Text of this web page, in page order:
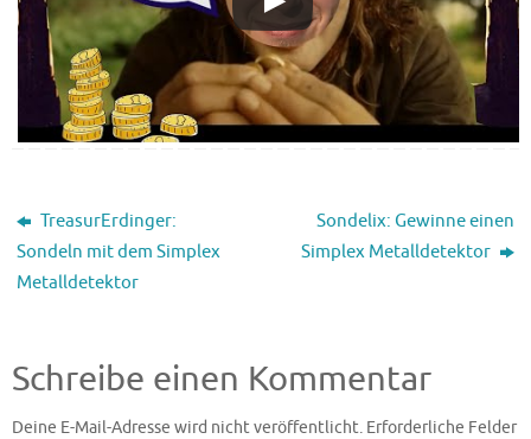
TreasurErdinger:
Sondeln mit dem Simplex
Metalldetektor
Sondelix: Gewinne einen
Simplex Metalldetektor
Schreibe einen Kommentar
Deine E-Mail-Adresse wird nicht veröffentlicht. Erforderliche Felder